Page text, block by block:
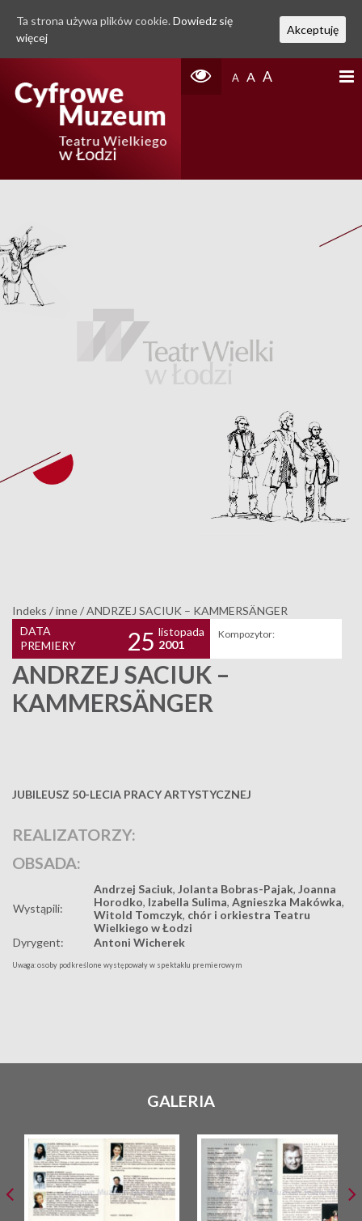
A A A
Indeks /inne/ANDRZEJ SACIUK – KAMMERSÄNGER
DATA
PREMIERY
25 listopada
2001
Kompozytor:
ANDRZEJ SACIUK –
KAMMERSÄNGER
JUBILEUSZ 50-LECIA PRACY ARTYSTYCZNEJ
REALIZATORZY:
OBSADA:
Wystąpili:
Andrzej Saciuk, Jolanta Bobras-Pajak, Joanna
Horodko, Izabella Sulima, Agnieszka Makówka,
Witold Tomczyk, chór i orkiestra Teatru
Wielkiego w Łodzi
Dyrygent:
Antoni Wicherek
Uwaga: osoby podkreślone występowały w spektaklu premierowym
GALERIA
Ta strona używa plików cookie. Dowiedz się
więcej
Akceptuję